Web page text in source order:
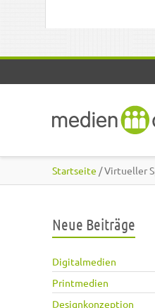
Startseite / Virtueller
Neue Beiträge
Digitalmedien
Printmedien
Designkonzeption